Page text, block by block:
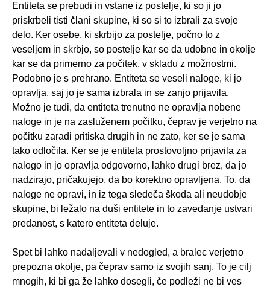
Entiteta se prebudi in vstane iz postelje, ki so ji jo
priskrbeli tisti člani skupine, ki so si to izbrali za svoje
delo. Ker osebe, ki skrbijo za postelje, počno to z
veseljem in skrbjo, so postelje kar se da udobne in okolje
kar se da primerno za počitek, v skladu z možnostmi.
Podobno je s prehrano. Entiteta se veseli naloge, ki jo
opravlja, saj jo je sama izbrala in se zanjo prijavila.
Možno je tudi, da entiteta trenutno ne opravlja nobene
naloge in je na zasluženem počitku, čeprav je verjetno na
počitku zaradi pritiska drugih in ne zato, ker se je sama
tako odločila. Ker se je entiteta prostovoljno prijavila za
nalogo in jo opravlja odgovorno, lahko drugi brez, da jo
nadzirajo, pričakujejo, da bo korektno opravljena. To, da
naloge ne opravi, in iz tega sledeča škoda ali neudobje
skupine, bi ležalo na duši entitete in to zavedanje ustvari
predanost, s katero entiteta deluje.
Spet bi lahko nadaljevali v nedogled, a bralec verjetno
prepozna okolje, pa čeprav samo iz svojih sanj. To je cilj
mnogih, ki bi ga že lahko dosegli, če podleži ne bi ves